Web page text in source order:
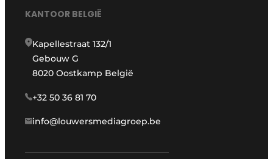
KANTOOR BELGIË
Kapellestraat 132/1
Gebouw G
8020 Oostkamp België
+32 50 36 81 70
info@louwersmediagroep.be